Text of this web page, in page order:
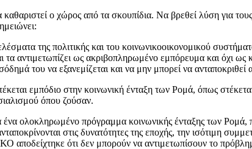
ο χώρος από τα σκουπίδια. Να βρεθεί λύση για
της πολιτικής και του κοινωνικοοικονομικού
αντιμετωπίζει ως ακριβοπληρωμένο εμπόρευμα και όχι ως
του να εξανεμίζεται και να μην μπορεί να ανταποκριθεί
εμπόδιο στην κοινωνική ένταξη των Ρομά, όπως
όπου ζούσαν.
ολοκληρωμένο πρόγραμμα κοινωνικής ένταξης των Ρομά,
στις δυνατότητες της εποχής, την ισότιμη
αποδείχτηκε ότι δεν μπορούν να αντιμετωπίσουν το